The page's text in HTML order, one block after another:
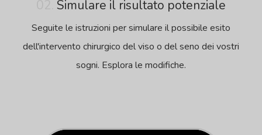
Simulare il risultato potenziale
Seguite le istruzioni per simulare il possibile esito
dell'intervento chirurgico del viso o del seno dei vostri
sogni. Esplora le modifiche.